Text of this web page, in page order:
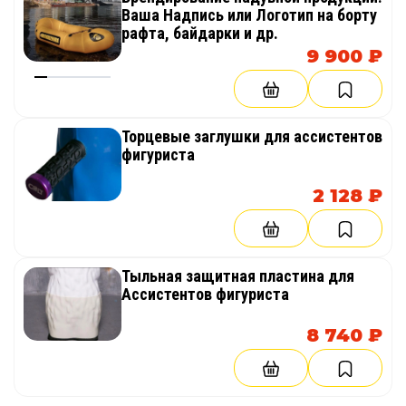
Дополнительные элементы.
Ассистенты фигуриста могут быть
оснащены дополнительными
деталями, повышающими
эксплуатационные характеристики:
Тыльная защитная пластина.
Выполненная из высокопрочного полимера
производства США, пластина принимает удары
острой кромкой тормозов коньков и сохраняет
внешний вид изделия, что продлевает его срок
службы на 300% интенсивной эксплуатации
даже самыми неопытными конькобежцами.
Ваша Надпись или Логотип на борту
рафта, байдарки и др.
9 900 ₽
Торцевые заглушки для ассистентов
фигуриста
2 128 ₽
Тыльная защитная пластина для
Ассистентов фигуриста
8 740 ₽